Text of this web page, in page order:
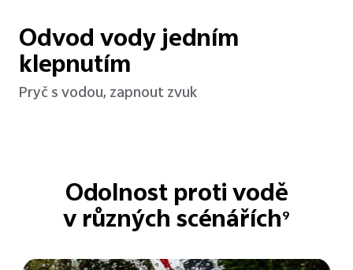
Odvod vody jedním
klepnutím
Pryč s vodou, zapnout zvuk
Odolnost proti vodě
v různých scénářích9